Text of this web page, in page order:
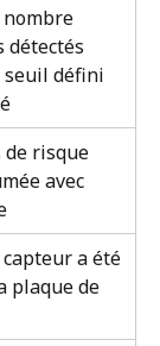
détectés
seuil défini
de risque
avec
a été
plaque de